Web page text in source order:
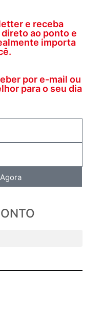
e receba
ao ponto e
importa
por e-mail ou
para o seu dia